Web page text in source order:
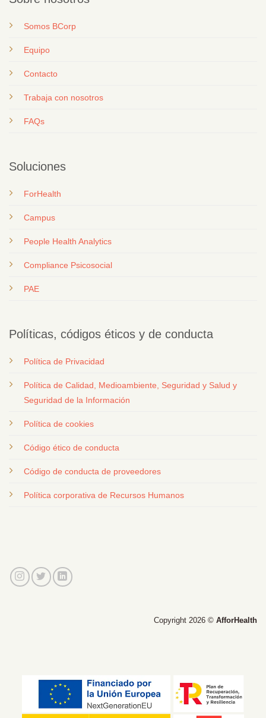
Somos BCorp
Equipo
Contacto
Trabaja con nosotros
FAQs
Soluciones
ForHealth
Campus
People Health Analytics
Compliance Psicosocial
PAE
Políticas, códigos éticos y de conducta
Política de Privacidad
Política de Calidad, Medioambiente, Seguridad y Salud y
Seguridad de la Información
Política de cookies
Código ético de conducta
Código de conducta de proveedores
Política corporativa de Recursos Humanos
Copyright 2026 © AfforHealth